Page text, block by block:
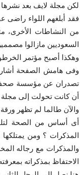
لكن مجلة لايف بعد
فقد أبلغهم اللواء راضى
من النشاطات الأخرى،
السعوديين مازالوا
وهكذا أصبح مؤتمر
وفى هامش الصفحة أشار
أن كانت تحولت إلى
والآن طالما لم تظهر
أى أساس من الصحة
المذكرات ؟ ومن
والمذكرات مع رجاله
الاحتفاظ بمذكراته